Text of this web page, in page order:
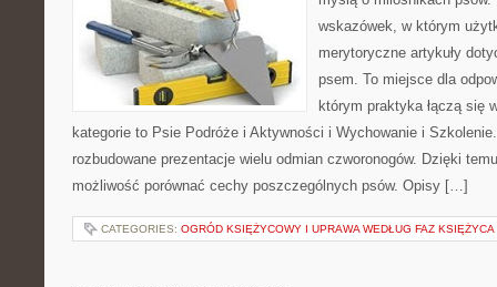
wskazówek, w którym
merytoryczne artykuły
psem. To miejsce dla
którym praktyka łączą się
kategorie to Psie Podróże i Aktywności i Wychowanie i
rozbudowane prezentacje wielu odmian czworonogów. Dzięki
możliwość porównać cechy poszczególnych psów. Opisy […]
CATEGORIES: OGRÓD KSIĘŻYCOWY I UPRAWA WEDŁUG FAZ KSIĘŻYCA